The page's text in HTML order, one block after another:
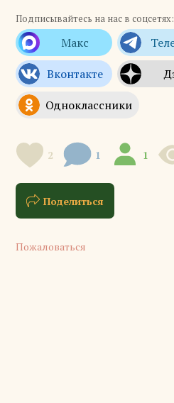
Подписывайтесь на нас в соцсетях:
2 1 1
Поделиться
Пожаловаться